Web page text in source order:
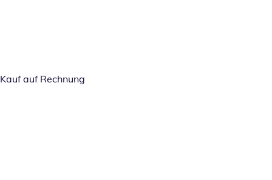
Kauf auf Rechnung